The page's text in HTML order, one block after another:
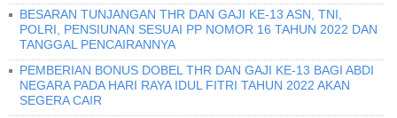
BESARAN TUNJANGAN THR DAN GAJI KE-13 ASN, TNI,
POLRI, PENSIUNAN SESUAI PP NOMOR 16 TAHUN 2022 DAN
TANGGAL PENCAIRANNYA
PEMBERIAN BONUS DOBEL THR DAN GAJI KE-13 BAGI ABDI
NEGARA PADA HARI RAYA IDUL FITRI TAHUN 2022 AKAN
SEGERA CAIR